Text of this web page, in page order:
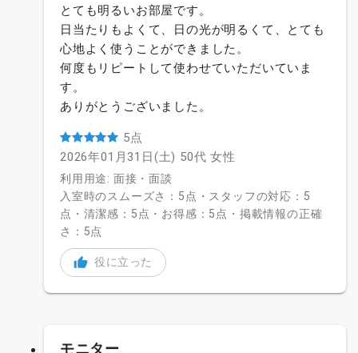
とても明るいお部屋です。
日当たりもよくて、日の光が明るくて、とても
心地よく使うことができました。
何度もリピートして使わせていただいていま
す。
ありがとうございました。
5点
2026年01月31日(土) 50代 女性
利用用途: 面接・面談
入室時のスムーズさ：5点・スタッフの対応：5
点・清潔感：5点・お得感：5点・掲載情報の正確
さ：5点
役に立った
モニター